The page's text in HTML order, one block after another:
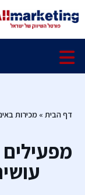
דף הבית » מכירות